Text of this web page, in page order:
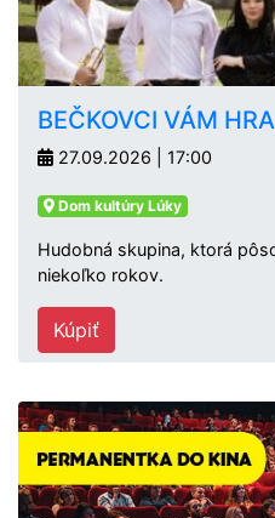
BEČKOVCI VÁM
27.09.2026 | 17:00
Dom kultúry Lúky
Hudobná skupina, ktorá
niekoľko rokov.
Kúpiť